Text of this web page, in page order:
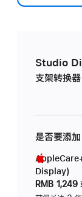
Studio
支架转换器
是否要添
Display)
RMB 1,249